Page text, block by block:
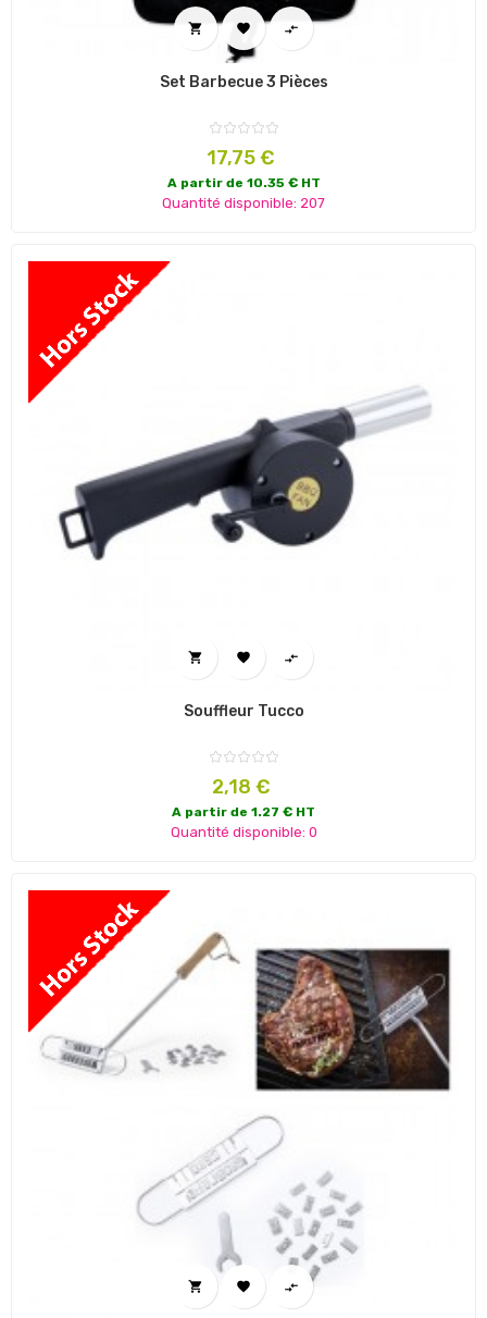
  
Set Barbecue 3 Pièces
Prix
17,75 €
A partir de 10.35 € HT
Quantité disponible: 207
  
Souffleur Tucco
Prix
2,18 €
A partir de 1.27 € HT
Quantité disponible: 0
  